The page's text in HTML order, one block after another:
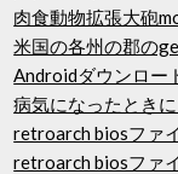
肉食動物拡張大砲
米国の各州の郡の
Androidダウンロー
病気になったとき
retroarch biosファ
retroarch biosファ